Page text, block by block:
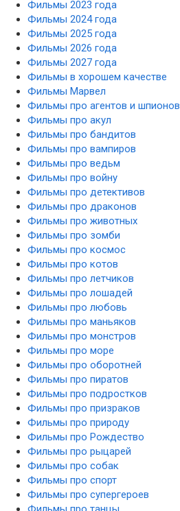
Фильмы 2023 года
Фильмы 2024 года
Фильмы 2025 года
Фильмы 2026 года
Фильмы 2027 года
Фильмы в хорошем качестве
Фильмы Марвел
Фильмы про агентов и шпионов
Фильмы про акул
Фильмы про бандитов
Фильмы про вампиров
Фильмы про ведьм
Фильмы про войну
Фильмы про детективов
Фильмы про драконов
Фильмы про животных
Фильмы про зомби
Фильмы про космос
Фильмы про котов
Фильмы про летчиков
Фильмы про лошадей
Фильмы про любовь
Фильмы про маньяков
Фильмы про монстров
Фильмы про море
Фильмы про оборотней
Фильмы про пиратов
Фильмы про подростков
Фильмы про призраков
Фильмы про природу
Фильмы про Рождество
Фильмы про рыцарей
Фильмы про собак
Фильмы про спорт
Фильмы про супергероев